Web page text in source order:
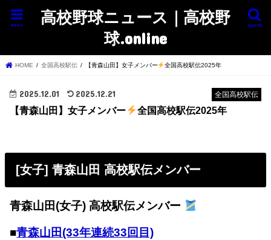
高校野球ニュース｜高校野
球.online
search
menu
HOME 全国高校駅伝 【青森山田】女子メンバー 全国高校駅伝2025年
全国高校駅伝
2025.12.01 2025.12.21
【青森山田】女子メンバー 全国高校駅伝2025年
[女子] 青森山田 高校駅伝メンバー
青森山田(女子) 高校駅伝メンバー
■青森山田(33年連続33回目)